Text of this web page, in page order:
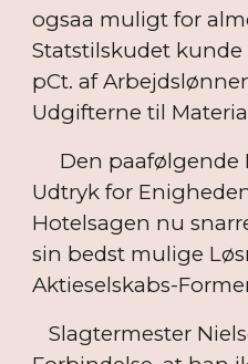
ogsaa muligt for
Statstilskudet
pCt. af
Udgifterne til
Den paafølgende
Udtryk for
Hotelsagen nu
sin bedst mulige
Aktieselskabs-
Slagtermester